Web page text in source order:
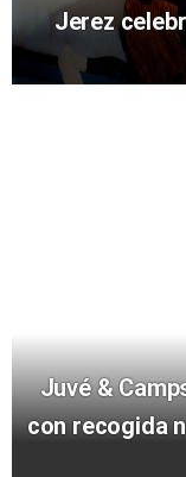
Jerez
Juvé &
con recogida